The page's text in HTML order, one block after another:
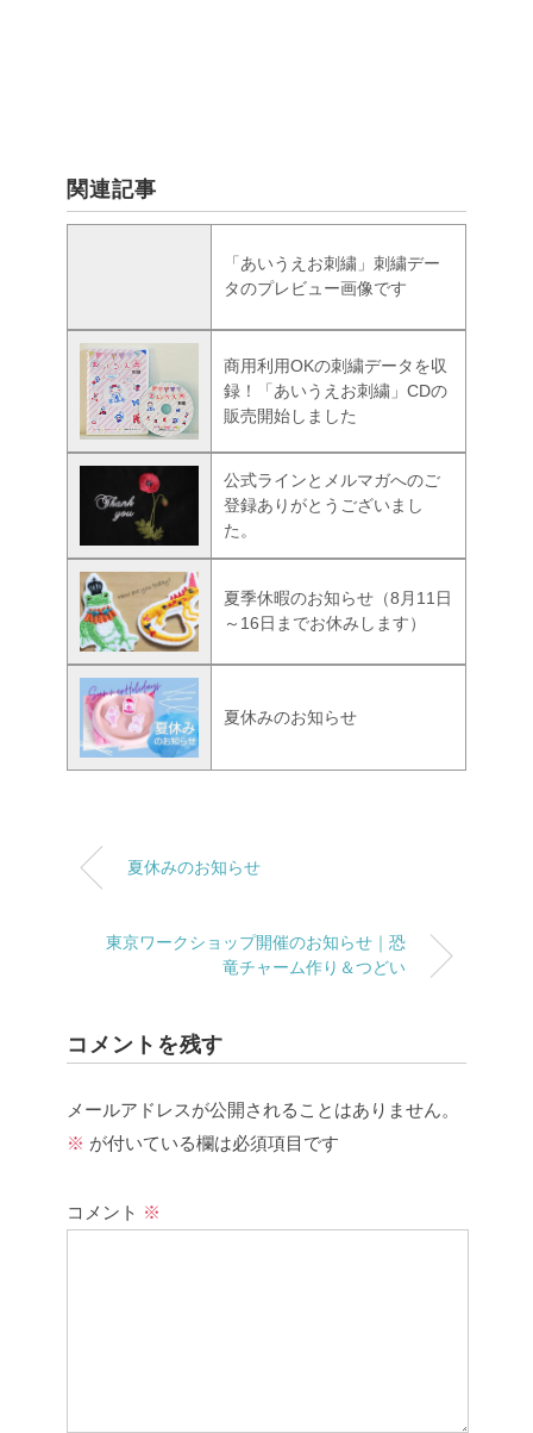
関連記事
「あいうえお刺繍」刺繍デー
タのプレビュー画像です
商用利用OKの刺繍データを収
録！「あいうえお刺繍」CDの
販売開始しました
公式ラインとメルマガへのご
登録ありがとうございまし
た。
夏季休暇のお知らせ（8月11日
～16日までお休みします）
夏休みのお知らせ
夏休みのお知らせ
東京ワークショップ開催のお知らせ｜恐
竜チャーム作り＆つどい
コメントを残す
メールアドレスが公開されることはありません。
※ が付いている欄は必須項目です
コメント ※